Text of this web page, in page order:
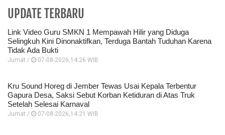
UPDATE TERBARU
Link Video Guru SMKN 1 Mempawah Hilir yang Diduga
Selingkuh Kini Dinonaktifkan, Terduga Bantah Tuduhan Karena
Tidak Ada Bukti
Jumat / 07-08-2026,14:26 WIB
Kru Sound Horeg di Jember Tewas Usai Kepala Terbentur
Gapura Desa, Saksi Sebut Korban Ketiduran di Atas Truk
Setelah Selesai Karnaval
Jumat / 07-08-2026,14:21 WIB